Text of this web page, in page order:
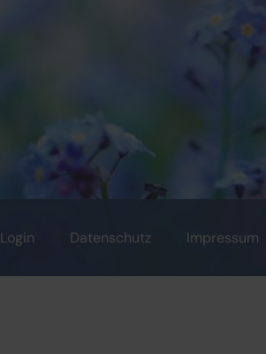
Login Datenschutz Impressum